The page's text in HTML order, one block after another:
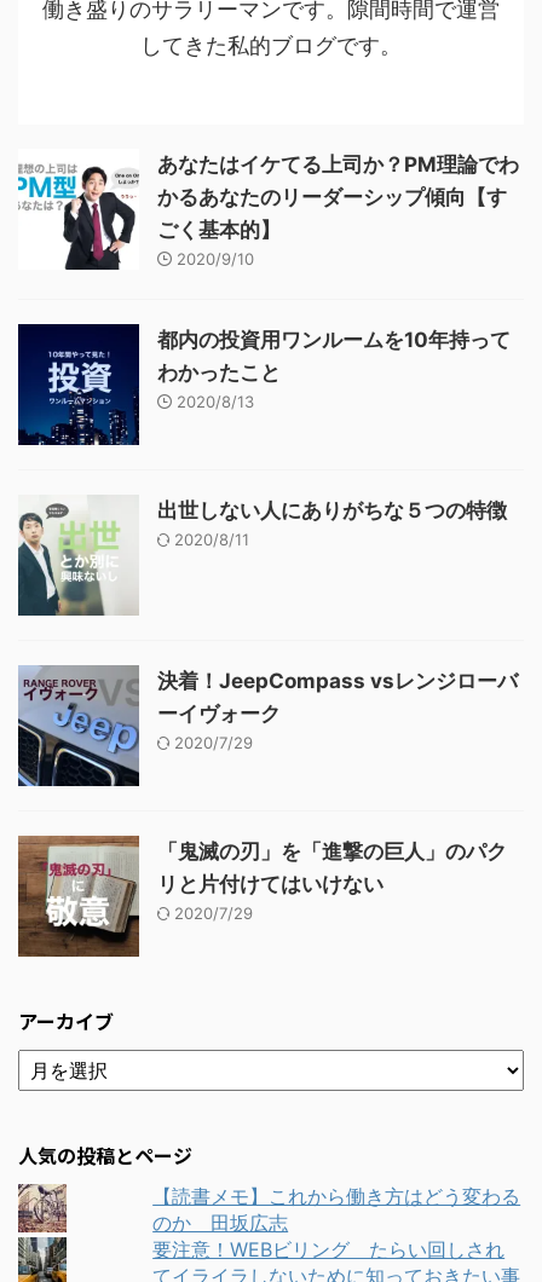
働き盛りのサラリーマンです。隙間時間で運営
してきた私的ブログです。
あなたはイケてる上司か？PM理論でわ
かるあなたのリーダーシップ傾向【す
ごく基本的】
2020/9/10
都内の投資用ワンルームを10年持って
わかったこと
2020/8/13
出世しない人にありがちな５つの特徴
2020/8/11
決着！JeepCompass vsレンジローバ
ーイヴォーク
2020/7/29
「鬼滅の刃」を「進撃の巨人」のパク
リと片付けてはいけない
2020/7/29
アーカイブ
人気の投稿とページ
【読書メモ】これから働き方はどう変わる
のか 田坂広志
要注意！WEBビリング たらい回しされ
てイライラしないために知っておきたい事